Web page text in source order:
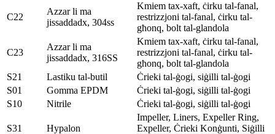
C22
Azzar li ma
jissaddadx, 304ss
Kmiem tax-xaft, ċirku tal-fanal,
restrizzjoni tal-fanal, ċirku tal-
għonq, bolt tal-glandola
C23
Azzar li ma
jissaddadx, 316SS
Kmiem tax-xaft, ċirku tal-fanal,
restrizzjoni tal-fanal, ċirku tal-
għonq, bolt tal-glandola
S21
Lastiku tal-butil
Ċrieki tal-ġogi, siġilli tal-ġogi
S01
Gomma EPDM
Ċrieki tal-ġogi, siġilli tal-ġogi
S10
Nitrile Ċrieki tal-ġogi, siġilli tal-ġogi
S31 Hypalon
Impeller, Liners, Expeller Ring,
Expeller, Ċrieki Konġunti, Siġilli